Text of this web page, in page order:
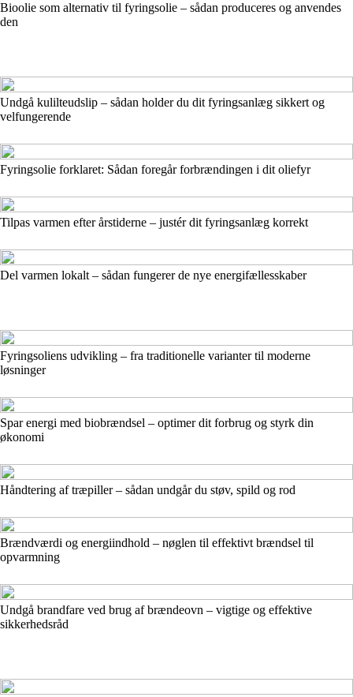
Bioolie som alternativ til fyringsolie – sådan produceres og anvendes
den
Undgå kulilteudslip – sådan holder du dit fyringsanlæg sikkert og
velfungerende
Fyringsolie forklaret: Sådan foregår forbrændingen i dit oliefyr
Tilpas varmen efter årstiderne – justér dit fyringsanlæg korrekt
Del varmen lokalt – sådan fungerer de nye energifællesskaber
Fyringsoliens udvikling – fra traditionelle varianter til moderne
løsninger
Spar energi med biobrændsel – optimer dit forbrug og styrk din
økonomi
Håndtering af træpiller – sådan undgår du støv, spild og rod
Brændværdi og energiindhold – nøglen til effektivt brændsel til
opvarmning
Undgå brandfare ved brug af brændeovn – vigtige og effektive
sikkerhedsråd